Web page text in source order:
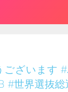
ございます
#世界選抜総